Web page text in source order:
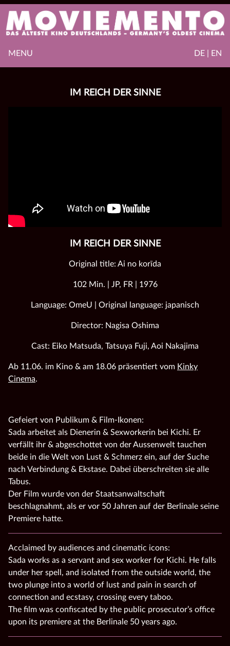
DE | EN
MENU
IM REICH DER SINNE
IM REICH DER SINNE
Original title: Ai no korīda
102 Min. | JP, FR | 1976
Language: OmeU | Original language: japanisch
Director: Nagisa Oshima
Cast: Eiko Matsuda, Tatsuya Fuji, Aoi Nakajima
Ab 11.06. im Kino & am 18.06 präsentiert vom Kinky
Cinema.
Gefeiert von Publikum & Film-Ikonen:
Sada arbeitet als Dienerin & Sexworkerin bei Kichi. Er
verfällt ihr & abgeschottet von der Aussenwelt tauchen
beide in die Welt von Lust & Schmerz ein, auf der Suche
nach Verbindung & Ekstase. Dabei überschreiten sie alle
Tabus.
Der Film wurde von der Staatsanwaltschaft
beschlagnahmt, als er vor 50 Jahren auf der Berlinale seine
Premiere hatte.
Acclaimed by audiences and cinematic icons:
Sada works as a servant and sex worker for Kichi. He falls
under her spell, and isolated from the outside world, the
two plunge into a world of lust and pain in search of
connection and ecstasy, crossing every taboo.
The film was confiscated by the public prosecutor’s office
upon its premiere at the Berlinale 50 years ago.